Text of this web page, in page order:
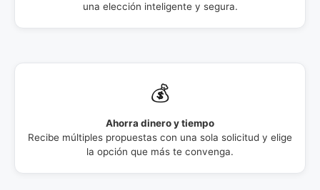
una elección inteligente y segura.
💰
Ahorra dinero y tiempo
Recibe múltiples propuestas con una sola solicitud y elige
la opción que más te convenga.